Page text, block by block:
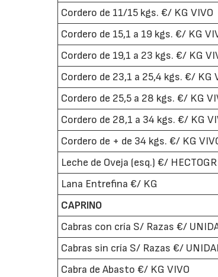
Cordero de 11/15 kgs. €/ KG VIVO
Cordero de 15,1 a 19 kgs. €/ KG
Cordero de 19,1 a 23 kgs. €/ KG
Cordero de 23,1 a 25,4 kgs. €/ KG
Cordero de 25,5 a 28 kgs. €/ KG
Cordero de 28,1 a 34 kgs. €/ KG
Cordero de + de 34 kgs. €/ KG
Leche de Oveja (esq.) €/ HECTOGR
Lana Entrefina €/ KG
CAPRINO
Cabras con cría S/ Razas €/
Cabras sin cría S/ Razas €/
Cabra de Abasto €/ KG VIVO